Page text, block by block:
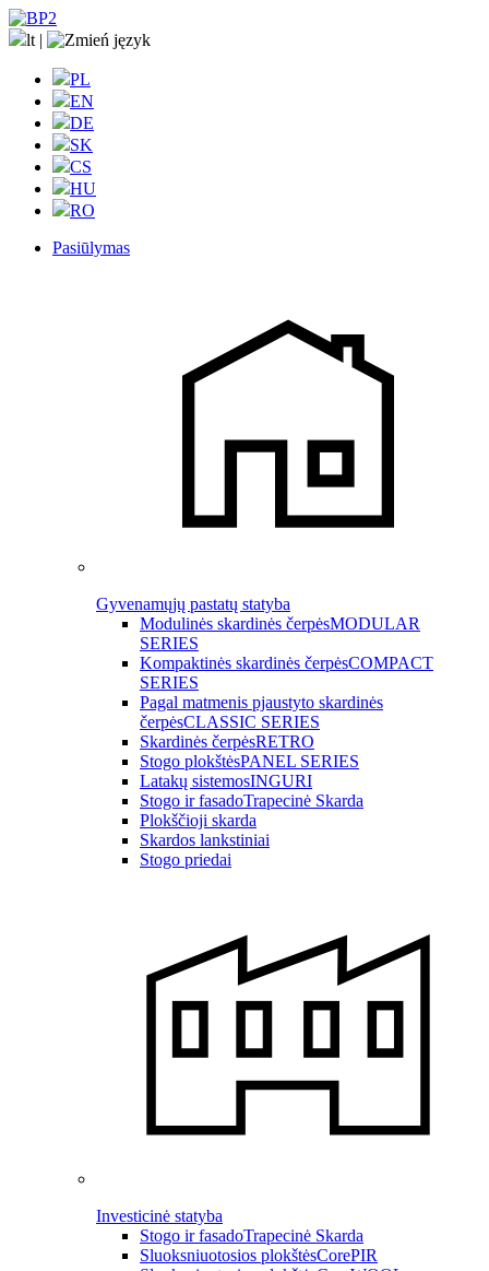
lt |
PL
EN
DE
SK
CS
HU
RO
Pasiūlymas
Gyvenamųjų pastatų statyba
Modulinės skardinės čerpėsMODULAR
SERIES
Kompaktinės skardinės čerpėsCOMPACT
SERIES
Pagal matmenis pjaustyto skardinės
čerpėsCLASSIC SERIES
Skardinės čerpėsRETRO
Stogo plokštėsPANEL SERIES
Latakų sistemosINGURI
Stogo ir fasadoTrapecinė Skarda
Plokščioji skarda
Skardos lankstiniai
Stogo priedai
Investicinė statyba
Stogo ir fasadoTrapecinė Skarda
Sluoksniuotosios plokštėsCorePIR